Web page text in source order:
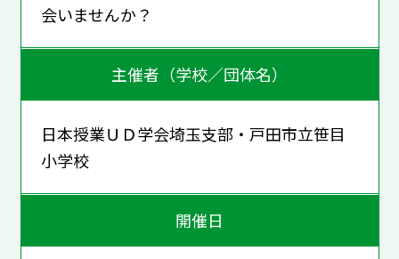
会いませんか？
主催者（学校／団体名）
日本授業ＵＤ学会埼玉支部・戸田市立笹目
小学校
開催日